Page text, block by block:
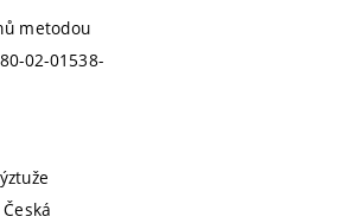
metodou
02-01538-